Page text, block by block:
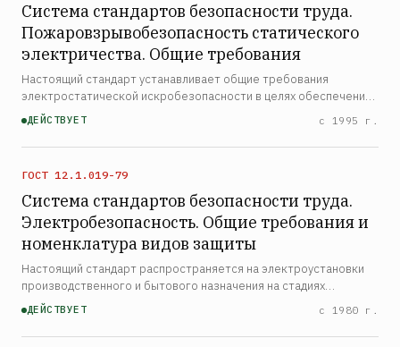
Система стандартов безопасности труда.
Пожаровзрывобезопасность статического
электричества. Общие требования
Настоящий стандарт устанавливает общие требования
электростатической искробезопасности в целях обеспечения
пожаровзрывобезопасности производственных процессов, их
компонентов, веществ и материалов, а также окружающей
сре…
ДЕЙСТВУЕТ с 1995 г.
ГОСТ 12.1.019-79
Система стандартов безопасности труда.
Электробезопасность. Общие требования и
номенклатура видов защиты
Настоящий стандарт распространяется на электроустановки
производственного и бытового назначения на стадиях
проектирования, изготовления, монтажа, наладки, испытаний и
эксплуатации и устанавливает общие требования по пред…
ДЕЙСТВУЕТ с 1980 г.